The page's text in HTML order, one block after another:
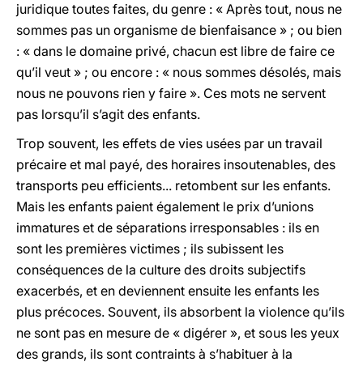
juridique toutes faites, du genre : « Après tout, nous ne
sommes pas un organisme de bienfaisance » ; ou bien
: « dans le domaine privé, chacun est libre de faire ce
qu’il veut » ; ou encore : « nous sommes désolés, mais
nous ne pouvons rien y faire ». Ces mots ne servent
pas lorsqu’il s’agit des enfants.
Trop souvent, les effets de vies usées par un travail
précaire et mal payé, des horaires insoutenables, des
transports peu efficients... retombent sur les enfants.
Mais les enfants paient également le prix d’unions
immatures et de séparations irresponsables : ils en
sont les premières victimes ; ils subissent les
conséquences de la culture des droits subjectifs
exacerbés, et en deviennent ensuite les enfants les
plus précoces. Souvent, ils absorbent la violence qu’ils
ne sont pas en mesure de « digérer », et sous les yeux
des grands, ils sont contraints à s’habituer à la